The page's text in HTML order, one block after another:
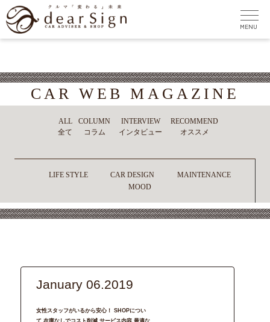
CAR WEB MAGAZINE
ALL
全て
COLUMN
コラム
INTERVIEW
インタビュー
RECOMMEND
オススメ
LIFE STYLE CAR DESIGN
MAINTENANCE
MOOD
January 06.2019
女性スタッフがいるから安心！ SHOPについ
て 在庫なしでコスト削減 サービス内容 最適な